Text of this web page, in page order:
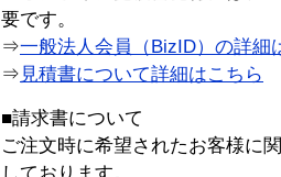
要です。
⇒一般法人会員（BizID）の詳細
⇒ 見積書について詳細はこちら
■請求書について
ご注文時に希望されたお客様に